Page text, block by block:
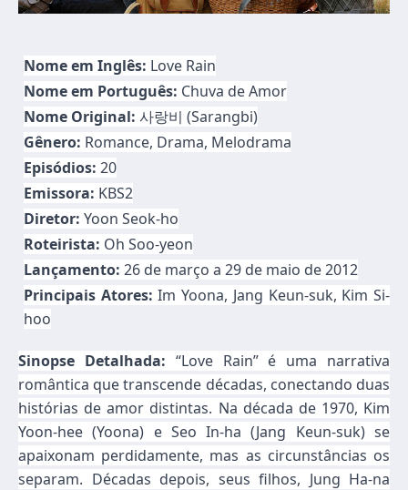
Nome em Inglês: Love Rain
Nome em Português: Chuva de Amor
Nome Original: 사랑비 (Sarangbi)
Gênero: Romance, Drama, Melodrama
Episódios: 20
Emissora: KBS2
Diretor: Yoon Seok-ho
Roteirista: Oh Soo-yeon
Lançamento: 26 de março a 29 de maio de 2012
Principais Atores: Im Yoona, Jang Keun-suk, Kim Si-
hoo
Sinopse Detalhada: “Love Rain” é uma narrativa
romântica que transcende décadas, conectando duas
histórias de amor distintas. Na década de 1970, Kim
Yoon-hee (Yoona) e Seo In-ha (Jang Keun-suk) se
apaixonam perdidamente, mas as circunstâncias os
separam. Décadas depois, seus filhos, Jung Ha-na